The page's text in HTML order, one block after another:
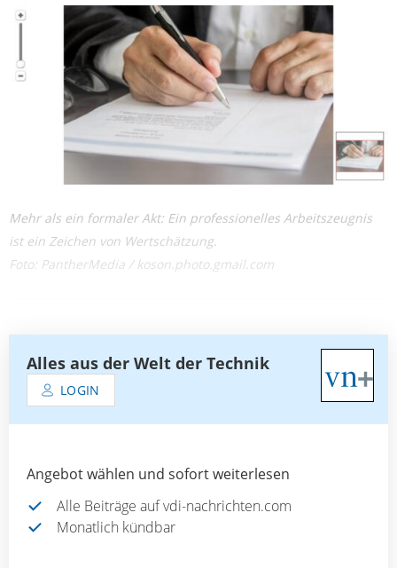
Mehr als ein formaler Akt: Ein professionelles Arbeitszeugnis
ist ein Zeichen von Wertschätzung.
Foto: PantherMedia / koson.photo.gmail.com
Alles aus der Welt der Technik
LOGIN
Angebot wählen und sofort weiterlesen
Alle Beiträge auf vdi-nachrichten.com
Monatlich kündbar